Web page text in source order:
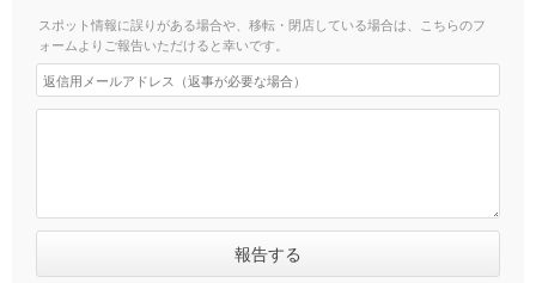
スポット情報に誤りがある場合や、移転・閉店している場合は、こちらのフ
ォームよりご報告いただけると幸いです。